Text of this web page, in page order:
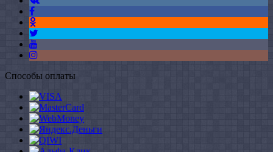
Способы оплаты